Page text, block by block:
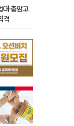
·충암고
격